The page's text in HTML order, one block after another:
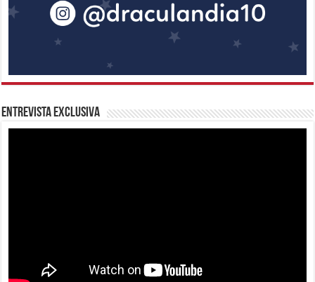
Entrevista Exclusiva